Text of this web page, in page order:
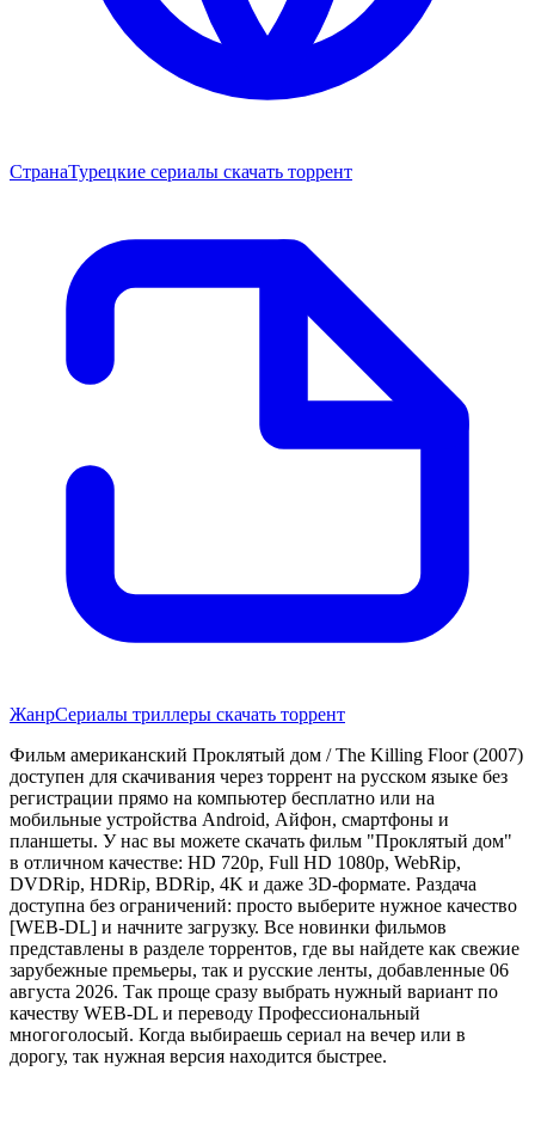
СтранаТурецкие сериалы скачать торрент
ЖанрСериалы триллеры скачать торрент
Фильм американский Проклятый дом / The Killing Floor (2007)
доступен для скачивания через торрент на русском языке без
регистрации прямо на компьютер бесплатно или на
мобильные устройства Android, Айфон, смартфоны и
планшеты. У нас вы можете скачать фильм "Проклятый дом"
в отличном качестве: HD 720p, Full HD 1080p, WebRip,
DVDRip, HDRip, BDRip, 4K и даже 3D-формате. Раздача
доступна без ограничений: просто выберите нужное качество
[WEB-DL] и начните загрузку. Все новинки фильмов
представлены в разделе торрентов, где вы найдете как свежие
зарубежные премьеры, так и русские ленты, добавленные 06
августа 2026. Так проще сразу выбрать нужный вариант по
качеству WEB-DL и переводу Профессиональный
многоголосый. Когда выбираешь сериал на вечер или в
дорогу, так нужная версия находится быстрее.